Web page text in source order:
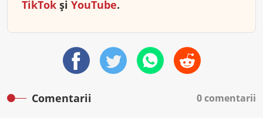
TikTok și YouTube.
Comentarii 0 comentarii